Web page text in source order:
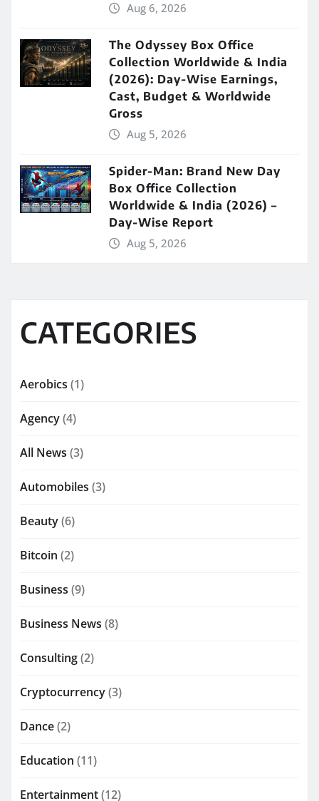
Aug 6, 2026
The Odyssey Box Office
Collection Worldwide & India
(2026): Day-Wise Earnings,
Cast, Budget & Worldwide
Gross
Aug 5, 2026
Spider-Man: Brand New Day
Box Office Collection
Worldwide & India (2026) –
Day-Wise Report
Aug 5, 2026
CATEGORIES
Aerobics (1)
Agency(4)
All News (3)
Automobiles (3)
Beauty(6)
Bitcoin (2)
Business (9)
Business News (8)
Consulting(2)
Cryptocurrency(3)
Dance(2)
Education (11)
Entertainment(12)